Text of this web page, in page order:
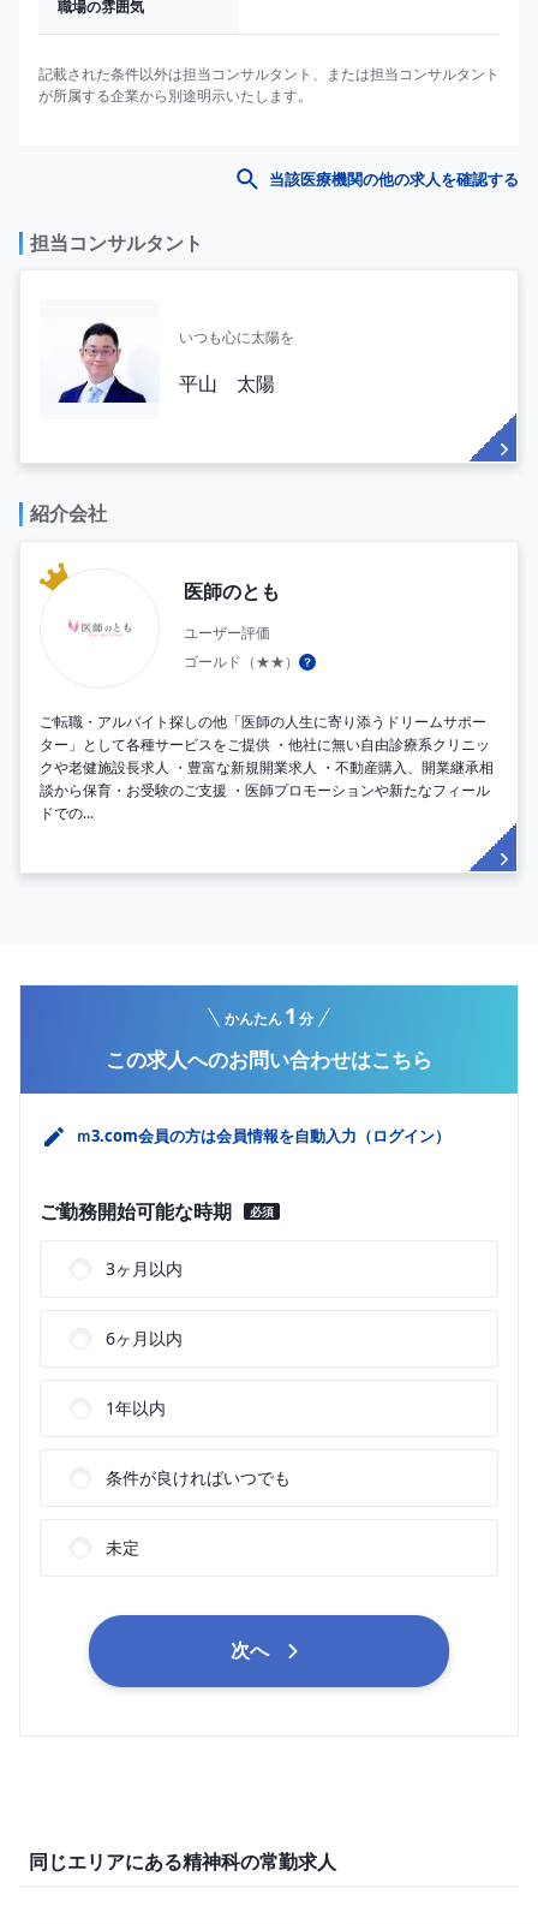
職場の雰囲気
記載された条件以外は担当コンサルタント、または担当コンサルタント
が所属する企業から別途明示いたします。
当該医療機関の他の求人を確認する
担当コンサルタント
いつも心に太陽を
平山 太陽
紹介会社
医師のとも
ユーザー評価
ゴールド（★★）
ご転職・アルバイト探しの他「医師の人生に寄り添うドリームサポー
ター」として各種サービスをご提供 ・他社に無い自由診療系クリニッ
クや老健施設長求人 ・豊富な新規開業求人 ・不動産購入、開業継承相
談から保育・お受験のご支援 ・医師プロモーションや新たなフィール
ドでの...
この求人へのお問い合わせはこちら
かんたん1 分
ｍ3.com会員の方は会員情報を自動入力（ログイン）
ご勤務開始可能な時期 必須
3ヶ月以内
6ヶ月以内
1年以内
条件が良ければいつでも
未定
次へ
同じエリアにある精神科の常勤求人